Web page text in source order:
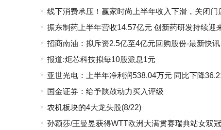
线下消费承压！赢家时尚上半年收入下滑，关闭
险-天天资讯
振东制药上半年营收14.57亿元 创新药研发持续迎
招商南油：拟斥资2.5亿至4亿元回购股份-最新快讯
报道:炬芯科技拟每10股派息1元
亚世光电：上半年净利润538.04万元 同比下降
国金证券：给予陕鼓动力买入评级
农机板块的4大龙头股(8/22)
孙颖莎/王曼昱获得WTT欧洲大满贯赛瑞典站女双